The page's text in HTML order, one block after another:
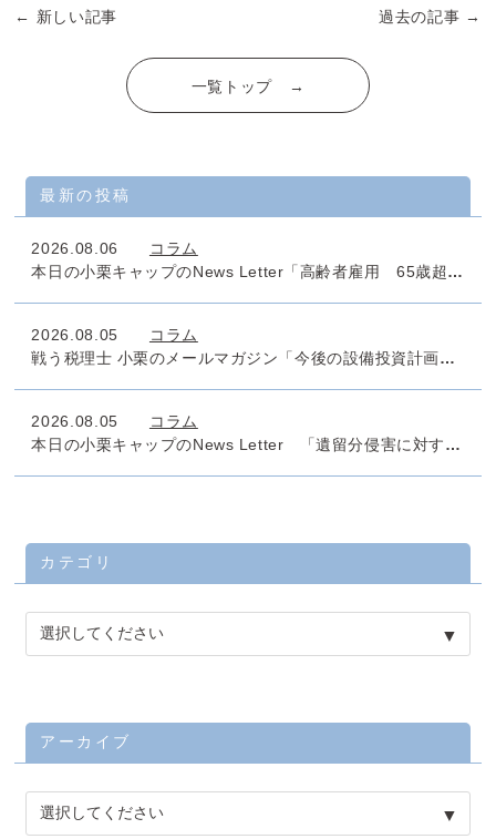
← 新しい記事 過去の記事 →
一覧トップ →
最新の投稿
2026.08.06
コラム
本日の小栗キャップのNews Letter「高齢者雇用 65歳超雇用推進助成金」
2026.08.05
コラム
戦う税理士 小栗のメールマガジン「今後の設備投資計画のタックスマネジメントは万全でしょうか」No.1011
2026.08.05
コラム
本日の小栗キャップのNews Letter 「遺留分侵害に対する課税」
カテゴリ
アーカイブ